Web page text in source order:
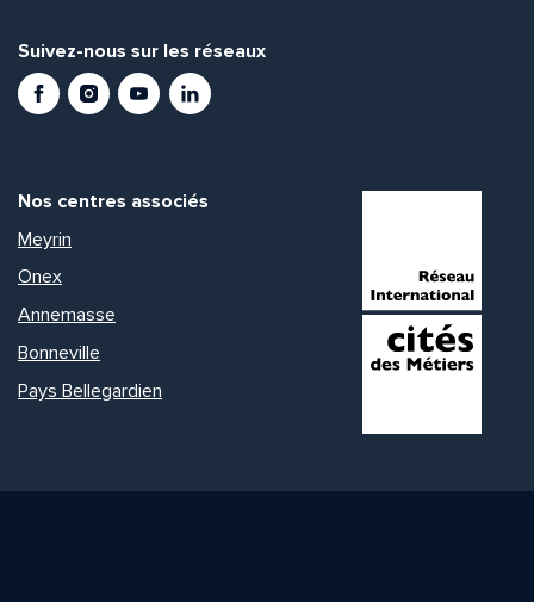
Suivez-nous sur les réseaux
FacebookInstagramYoutubeLinkedIn
Nos centres associés
Meyrin
Onex
Annemasse
Bonneville
Pays Bellegardien